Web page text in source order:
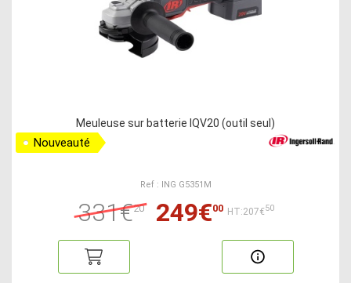
Meuleuse sur batterie IQV20 (outil seul)
Nouveauté
Ref : ING G5351M
331€20 249€00 HT:207€50